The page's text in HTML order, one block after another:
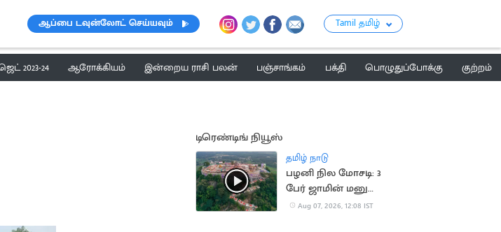
ஆப்பை டவுன்லோட் செய்யவும் Tamil தமிழ்
2023-24 ஆரோக்கியம் இன்றைய ராசி பலன் பஞ்சாங்கம் பக்தி பொழுதுப்போக்கு
குற்றம்
டிரெண்டிங் நியூஸ்
தமிழ் நாடு
பழனி நில மோசடி: 3
பேர் ஜாமின் மனு
தள்ளுபடி
Aug 07, 2026, 12:08 IST